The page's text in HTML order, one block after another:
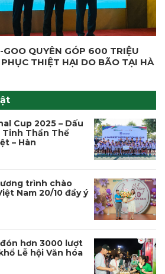
GOO QUYÊN GÓP 600 TRIỆU
THIỆT HẠI DO BÃO TẠI HÀ
Cup 2025 – Dấu
Tinh Thần Thể
– Hàn
trình chào
Nam 20/10 đầy ý
hơn 3000 lượt
Lễ hội Văn hóa